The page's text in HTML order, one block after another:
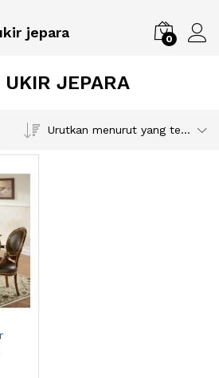
jepara 0
JEPARA
Urutkan menurut yang terbaru